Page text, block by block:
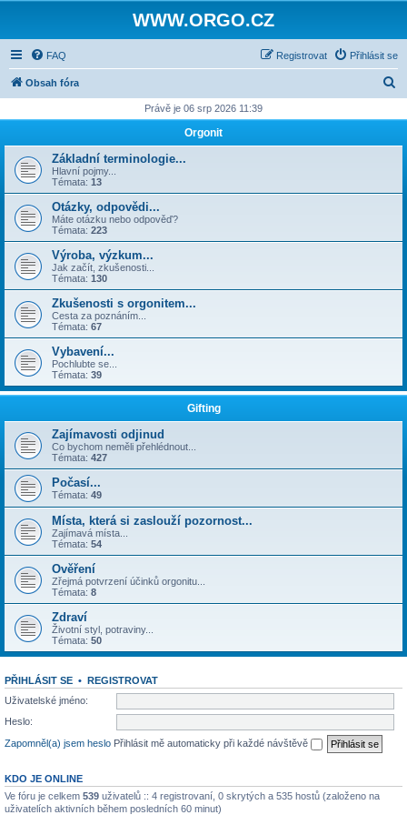
WWW.ORGO.CZ
FAQ Přihlásit se
Registrovat
Obsah fóra
d
t
Právě je 06 srp 2026 11:39
Orgonit
Základní terminologie...
Hlavní pojmy...
Témata: 13
Otázky, odpovědi...
Máte otázku nebo odpověď?
Témata: 223
Výroba, výzkum...
Jak začít, zkušenosti...
Témata: 130
Zkušenosti s orgonitem...
Cesta za poznáním...
Témata: 67
Vybavení...
Pochlubte se...
Témata: 39
Gifting
Zajímavosti odjinud
Co bychom neměli přehlédnout...
Témata: 427
Počasí...
Témata: 49
Místa, která si zaslouží pozornost...
Zajímavá místa...
Témata: 54
Ověření
Zřejmá potvrzení účinků orgonitu...
Témata: 8
Zdraví
Životní styl, potraviny...
Témata: 50
PŘIHLÁSIT SE • REGISTROVAT
Uživatelské jméno:
Heslo:
Zapomněl(a) jsem heslo Přihlásit mě automaticky při každé návštěvě
KDO JE ONLINE
Ve fóru je celkem 539 uživatelů :: 4 registrovaní, 0 skrytých a 535 hostů (založeno na
uživatelích aktivních během posledních 60 minut)